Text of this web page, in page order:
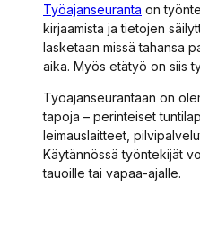
Työajanseuranta on
kirjaamista ja tietojen
lasketaan missä tahansa
aika. Myös etätyö on siis
Työajanseurantaan on
tapoja – perinteiset
leimauslaitteet,
Käytännössä työntekijät
tauoille tai vapaa-ajalle.